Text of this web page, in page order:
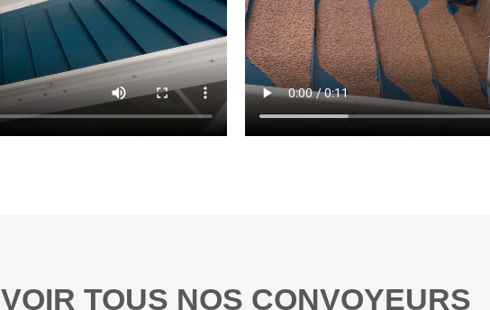
VOIR TOUS NOS CONVOYEURS